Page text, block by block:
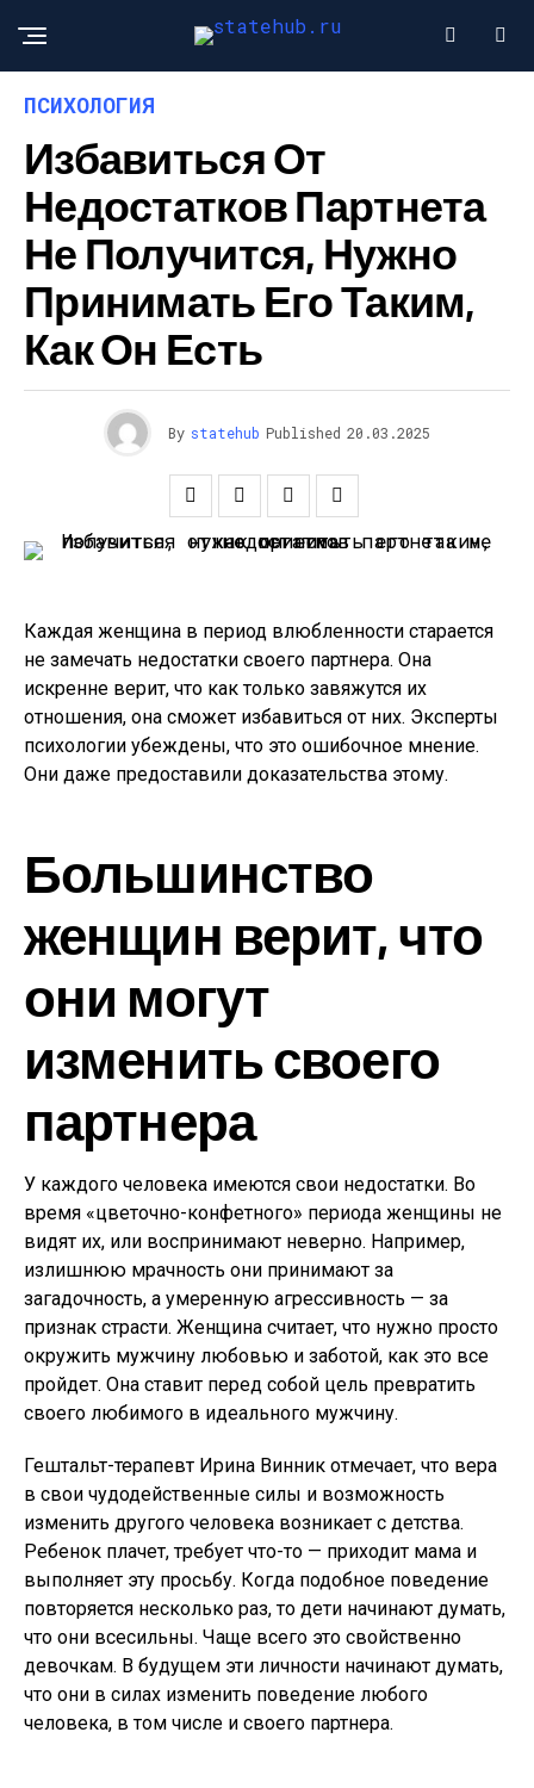
ПСИХОЛОГИЯ
Избавиться От
Недостатков Партнета
Не Получится, Нужно
Принимать Его Таким,
Как Он Есть
By statehub Published 20.03.2025
Каждая женщина в период влюбленности старается
не замечать недостатки своего партнера. Она
искренне верит, что как только завяжутся их
отношения, она сможет избавиться от них. Эксперты
психологии убеждены, что это ошибочное мнение.
Они даже предоставили доказательства этому.
Большинство
женщин верит, что
они могут
изменить своего
партнера
У каждого человека имеются свои недостатки. Во
время «цветочно-конфетного» периода женщины не
видят их, или воспринимают неверно. Например,
излишнюю мрачность они принимают за
загадочность, а умеренную агрессивность — за
признак страсти. Женщина считает, что нужно просто
окружить мужчину любовью и заботой, как это все
пройдет. Она ставит перед собой цель превратить
своего любимого в идеального мужчину.
Гештальт-терапевт Ирина Винник отмечает, что вера
в свои чудодейственные силы и возможность
изменить другого человека возникает с детства.
Ребенок плачет, требует что-то — приходит мама и
выполняет эту просьбу. Когда подобное поведение
повторяется несколько раз, то дети начинают думать,
что они всесильны. Чаще всего это свойственно
девочкам. В будущем эти личности начинают думать,
что они в силах изменить поведение любого
человека, в том числе и своего партнера.